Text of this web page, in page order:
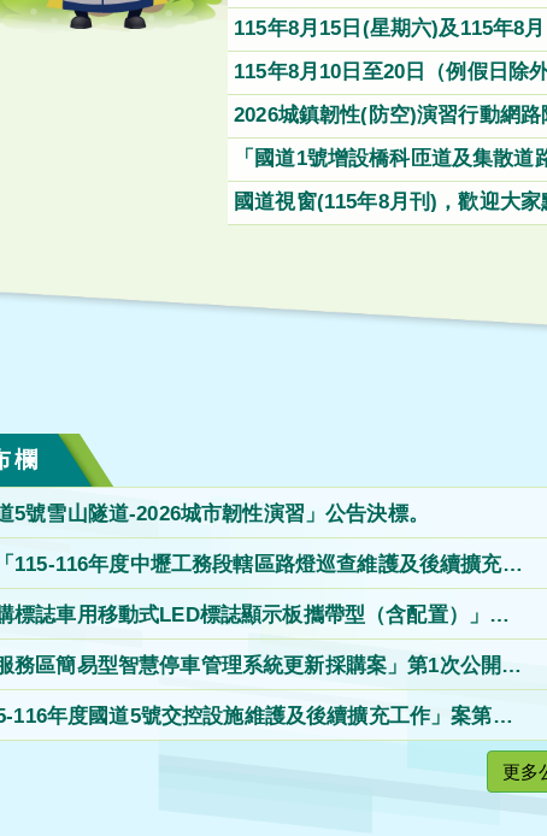
管制
115年8月15日(星期六)及115年8
1號漁港高架（
出入口維持通行)，用路人請配合
115年8月10日至20日（例假日除
台64五股交流道聯絡道進入國1北
2026城鎮韌性(防空)演習行動網
管道查詢國道路況
「國道1號增設橋科匝道及集散
聯外路網
國道視窗(115年8月刊)，歡迎大家
欄
5號雪山隧道-2026城市韌性演習」公告決標。
115-116年度中壢工務段轄區路燈巡查維護及後續擴充工
開招標。
標誌車用移動式LED標誌顯示板攜帶型（含配置）」公
公告。
務區簡易型智慧停車管理系統更新採購案」第1次公開招
116年度國道5號交控設施維護及後續擴充工作」案第2
告。
更多